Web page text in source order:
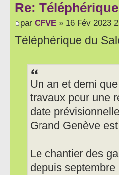
Re:
par CFVE » 16 Fév 2023
Téléphérique du
Un an et demi
travaux pour une
date
Grand Genève
Le chantier des
depuis